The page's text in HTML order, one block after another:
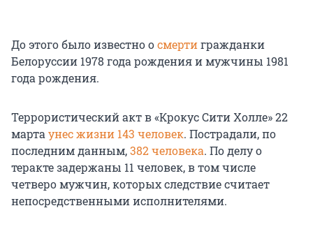
До этого было известно осмертигражданки
Белоруссии 1978 года рождения и мужчины 1981
года рождения.
Террористический акт в «Крокус Сити Холле» 22
марта унес жизни 143 человек. Пострадали, по
последним данным,382 человека. По делу о
теракте задержаны 11 человек, в том числе
четверо мужчин, которых следствие считает
непосредственными исполнителями.